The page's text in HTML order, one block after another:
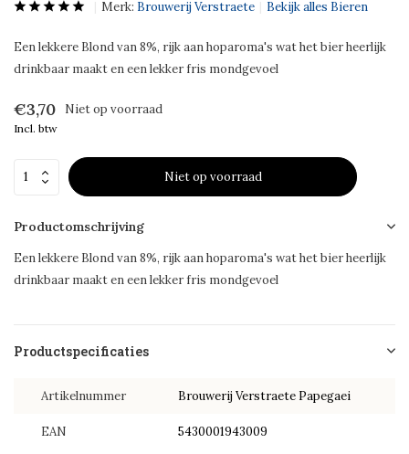
Merk: Brouwerij Verstraete Bekijk alles Bieren
Een lekkere Blond van 8%, rijk aan hoparoma's wat het bier heerlijk
drinkbaar maakt en een lekker fris mondgevoel
€3,70 Niet op voorraad
Incl. btw
Niet op voorraad
Productomschrijving
Een lekkere Blond van 8%, rijk aan hoparoma's wat het bier heerlijk
drinkbaar maakt en een lekker fris mondgevoel
Productspecificaties
Artikelnummer Brouwerij Verstraete Papegaei
EAN 5430001943009